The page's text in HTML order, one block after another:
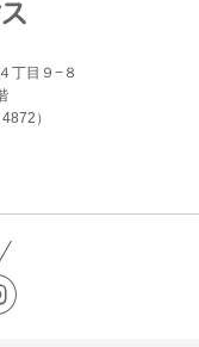
丁目９−８
）